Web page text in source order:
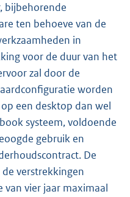
bijbehorende
ten behoeve van de
in
voor de duur van het
zal door de
worden
een desktop dan wel
systeem, voldoende
gebruik en
De
verstrekkingen
van vier jaar maximaal